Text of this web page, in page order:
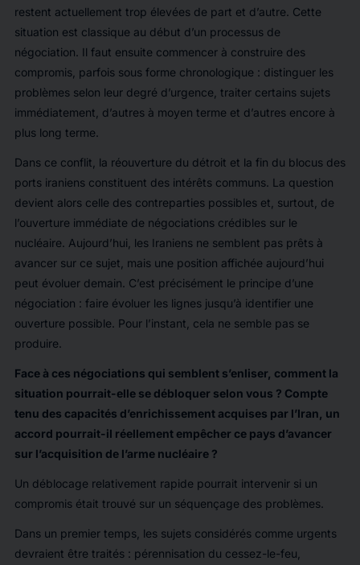
restent actuellement trop élevées de part et d’autre. Cette
situation est classique au début d’un processus de
négociation. Il faut ensuite commencer à construire des
compromis, parfois sous forme chronologique : distinguer les
problèmes selon leur degré d’urgence, traiter certains sujets
immédiatement, d’autres à moyen terme et d’autres encore à
plus long terme.
Dans ce conflit, la réouverture du détroit et la fin du blocus des
ports iraniens constituent des intérêts communs. La question
devient alors celle des contreparties possibles et, surtout, de
l’ouverture immédiate de négociations crédibles sur le
nucléaire. Aujourd’hui, les Iraniens ne semblent pas prêts à
avancer sur ce sujet, mais une position affichée aujourd’hui
peut évoluer demain. C’est précisément le principe d’une
négociation : faire évoluer les lignes jusqu’à identifier une
ouverture possible. Pour l’instant, cela ne semble pas se
produire.
Face à ces négociations qui semblent s’enliser, comment la
situation pourrait-elle se débloquer selon vous ? Compte
tenu des capacités d’enrichissement acquises par l’Iran, un
accord pourrait-il réellement empêcher ce pays d’avancer
sur l’acquisition de l’arme nucléaire ?
Un déblocage relativement rapide pourrait intervenir si un
compromis était trouvé sur un séquençage des problèmes.
Dans un premier temps, les sujets considérés comme urgents
devraient être traités : pérennisation du cessez-le-feu,